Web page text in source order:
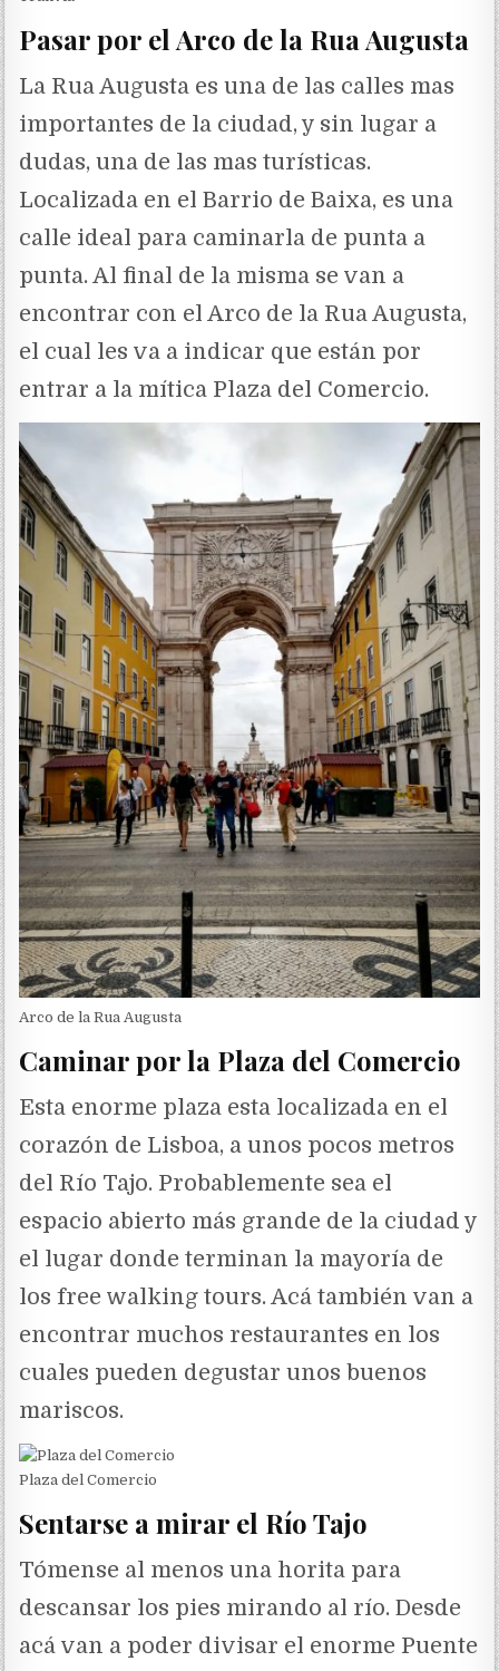
Pasar por el Arco de la Rua Augusta
La Rua Augusta es una de las calles mas
importantes de la ciudad, y sin lugar a
dudas, una de las mas turísticas.
Localizada en el Barrio de Baixa, es una
calle ideal para caminarla de punta a
punta. Al final de la misma se van a
encontrar con el Arco de la Rua Augusta,
el cual les va a indicar que están por
entrar a la mítica Plaza del Comercio.
Arco de la Rua Augusta
Caminar por la Plaza del Comercio
Esta enorme plaza esta localizada en el
corazón de Lisboa, a unos pocos metros
del Río Tajo. Probablemente sea el
espacio abierto más grande de la ciudad y
el lugar donde terminan la mayoría de
los free walking tours. Acá también van a
encontrar muchos restaurantes en los
cuales pueden degustar unos buenos
mariscos.
Plaza del Comercio
Sentarse a mirar el Río Tajo
Tómense al menos una horita para
descansar los pies mirando al río. Desde
acá van a poder divisar el enorme Puente